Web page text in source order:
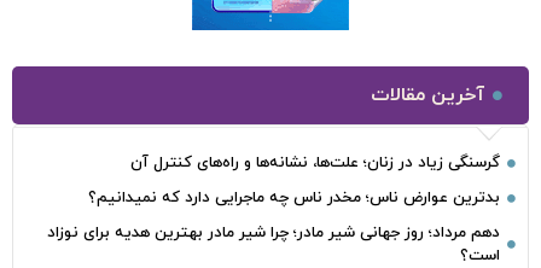
آخرین مقالات
گرسنگی زیاد در زنان؛ علت‌ها، نشانه‌ها و راه‌های کنترل آن
بدترین عوارض ناس؛ مخدر ناس چه ماجرایی دارد که نمیدانیم؟
دهم مرداد؛ روز جهانی شیر مادر؛ چرا شیر مادر بهترین هدیه برای نوزاد
است؟